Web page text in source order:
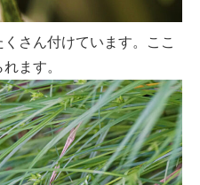
さん付けています。ここ
ます。